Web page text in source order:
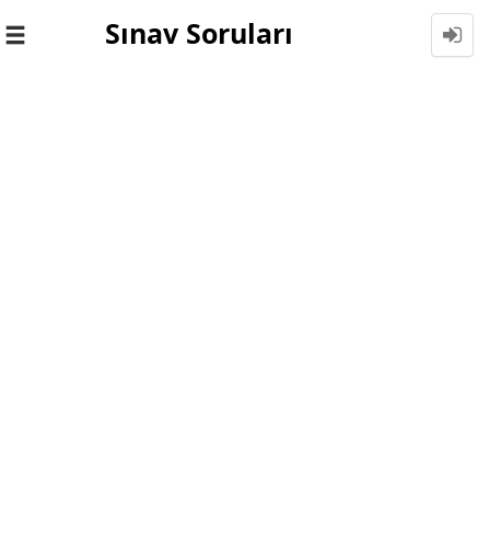
Toggle
Sınav Soruları